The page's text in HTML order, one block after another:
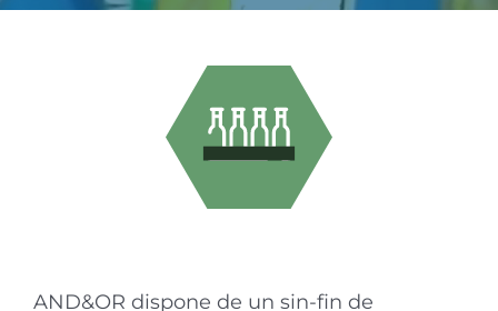
AND&OR dispone de un sin-fin de